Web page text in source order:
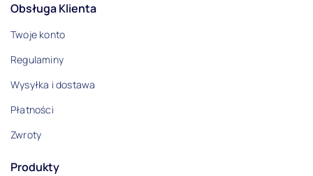
Obsługa Klienta
Twoje konto
Regulaminy
Wysyłka i dostawa
Płatności
Zwroty
Produkty